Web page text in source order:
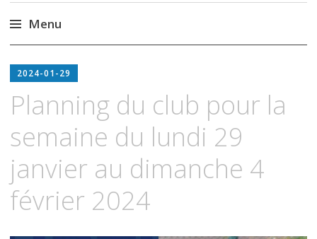
Menu
2024-01-29
Planning du club pour la
semaine du lundi 29
janvier au dimanche 4
février 2024